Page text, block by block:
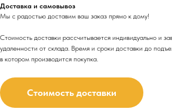
Доставка и самовывоз
Мы с радостью доставим ваш заказ прямо к дому!
Стоимость доставки рассчитывается индивидуально и
удаленности от склада. Время и сроки доставки до
в котором производится покупка.
Стоимость доставки